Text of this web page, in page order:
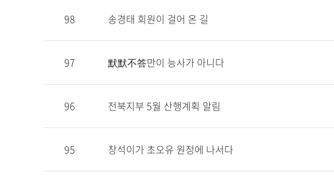
98 송경태 회원이 걸어 온 길
97 默默不答만이 능사가 아니다
96 전북지부 5월 산행계획 알림
95 창석이가 초오유 원정에 나서다